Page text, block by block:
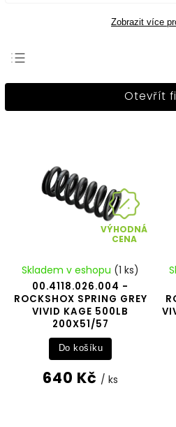
Zobrazit více
Nejprodávanější
Otevřít
VÝHODNÁ
CENA
00.4118.026.004 -
ROCKSHOX SPRING GREY
VIVID KAGE 500LB
200X51/57
Skladem v eshopu (1 ks)
640 Kč / ks
Do košíku